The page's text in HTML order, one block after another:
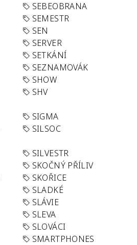
SEBEOBRANA
SEMESTR
SEN
SERVER
SETKÁNÍ
SEZNAMOVÁK
SHOW
SHV
SIGMA
SILSOC
SILVESTR
SKOČNÝ PŘÍLIV
SKOŘICE
SLADKÉ
SLÁVIE
SLEVA
SLOVÁCI
SMARTPHONES